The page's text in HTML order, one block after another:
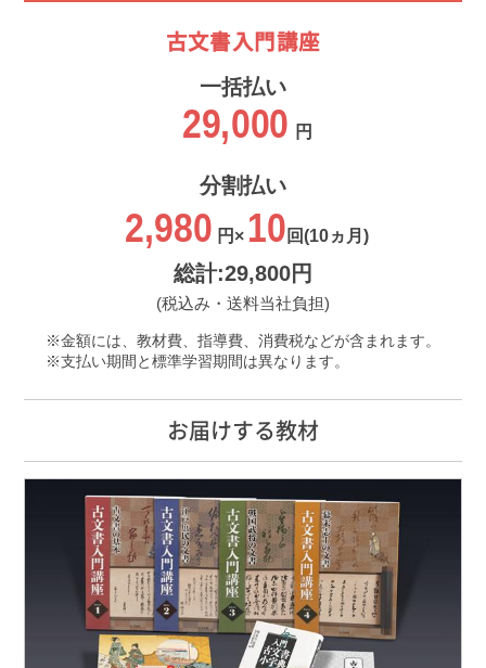
古文書入門講座
一括払い
29,000 円
分割払い
2,980 円× 10 回(10ヵ月)
総計:29,800円
(税込み・送料当社負担)
金額には、教材費、指導費、消費税などが含まれます。
支払い期間と標準学習期間は異なります。
お届けする教材